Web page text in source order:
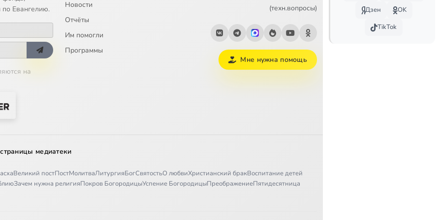
1:57:32
1860-е — 1930-е годы 2:08:14
13:40
ч.1 2:25:32
романтизма
Л.Н. Толстого 2:05:43
Евангелию.
на
Новости
Отчёты
Им помогли
Программы
(техн.вопросы)
Мне нужна помощь
медиатеки
Великий постПостМолитваЛитургияБогСвятостьО любвиХристианский бракВоспитание детей
Зачем нужна религияПокров БогородицыУспение БогородицыПреображениеПятидесятница
Дзен
OK
TikTok